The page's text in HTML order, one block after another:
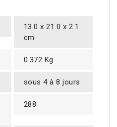
13.0 x 21.0 x 2.1
cm
0.372 Kg
sous 4 à 8 jours
288